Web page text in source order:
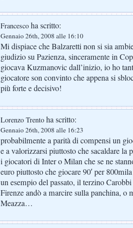
Francesco ha scritto:
Gennaio 26th, 2008 alle 16:10
Mi dispiace che Balzaretti non si sia
giudizio su Pazienza, sinceramente in
giocava Kuzmanovic dall’inizio, io ho
giocatore son convinto che appena si
più forte e decisivo!
Lorenzo Trento ha scritto:
Gennaio 26th, 2008 alle 16:23
probabilmente a parità di compensi un
e a valorizzarsi piuttosto che sacaldare la
i giocatori di Inter o Milan che se ne
euro piuttosto che giocare 90′ per
un esempio del passato, il terzino
Firenze andò a marcire sulla panchina, o
Meazza…